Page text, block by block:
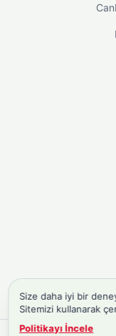
Size daha iyi bir
Sitemizi kullanarak
Politikayı İncele